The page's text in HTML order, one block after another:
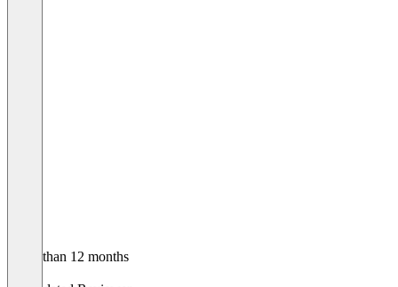
Older than 12 months